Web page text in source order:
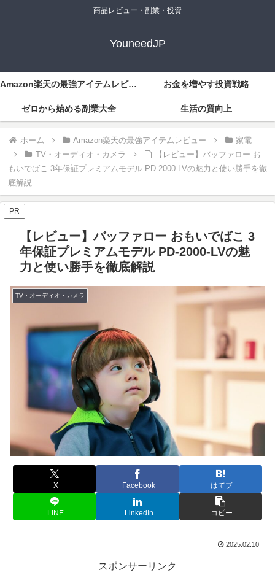
商品レビュー・副業・投資
YouneedJP
Amazon楽天の最強アイテムレビュー お金を増やす投資戦略
ゼロから始める副業大全 生活の質向上
ホーム Amazon楽天の最強アイテムレビュー
家電
TV・オーディオ・カメラ
【レビュー】バッファロー お
もいでばこ 3年保証プレミアムモデル PD-2000-LVの魅力と使い勝手を徹
底解説
PR
【レビュー】バッファロー おもいでばこ 3
年保証プレミアムモデル PD-2000-LVの魅
力と使い勝手を徹底解説
TV・オーディオ・カメラ
X Facebook はてブ
LINE LinkedIn コピー
2025.02.10
スポンサーリンク